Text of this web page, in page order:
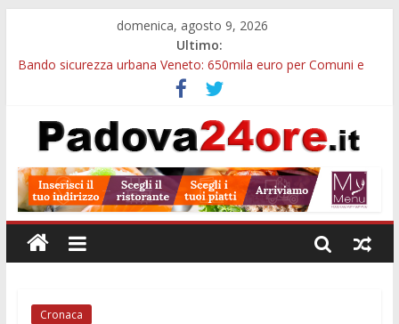
domenica, agosto 9, 2026
Ultimo:
Bando sicurezza urbana Veneto: 650mila euro per Comuni e
Restauro 2026, chiuse le domande: 2,5 milioni per formare
nuove competenze in Veneto
Calici di Stelle Arzergrande: astronomia, musica e sapori al
Notizie di Padova alle ore 10: censimento a Monselice, arresto
antidroga e siccità
Notizie di Padova alle ore 23: maltrattamenti, arresto a
Limena e progetto Cool Shop
Cronaca